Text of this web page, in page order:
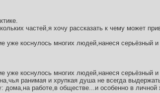
частей,я хочу рассказать к чему может
уже коснулось многих людей,нанеся серьёзный
уже коснулось многих людей,нанеся серьёзный
ранимая и хрупкая душа не всегда
дома,на работе,в обществе...и особенно в личной